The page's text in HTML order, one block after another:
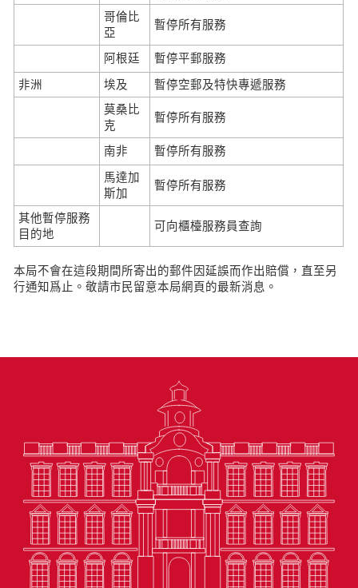
哥倫比
亞
暫停所有服務
阿根廷 暫停平郵服務
非洲 埃及
暫停空郵及特快專遞服務
莫桑比
克
暫停所有服務
南非 暫停所有服務
馬達加
斯加
暫停所有服務
其他暫停服務
目的地
可向櫃檯服務員查詢
本局不會在這段期間所寄出的郵件因延誤而作出賠償，直至另
行通知爲止。敬請市民留意本局網頁的最新消息。